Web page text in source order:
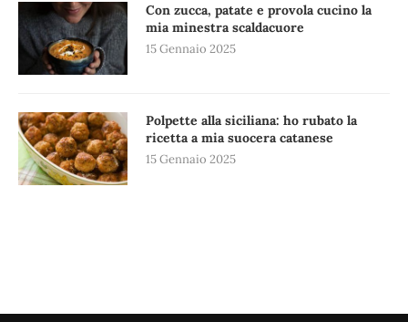
Con zucca, patate e provola cucino la
mia minestra scaldacuore
15 Gennaio 2025
Polpette alla siciliana: ho rubato la
ricetta a mia suocera catanese
15 Gennaio 2025